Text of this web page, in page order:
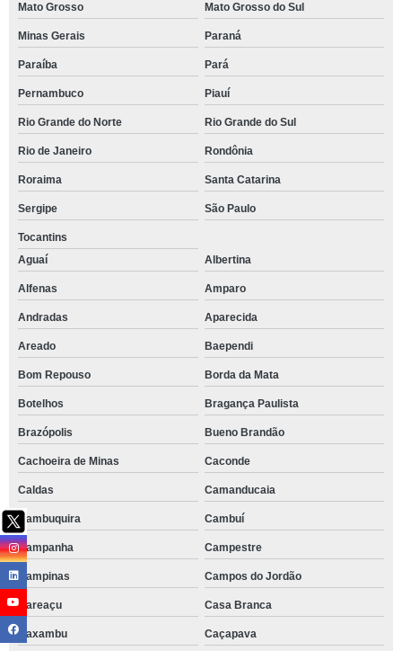
Mato Grosso Mato Grosso do Sul
Minas Gerais Paraná
Paraíba Pará
Pernambuco Piauí
Rio Grande do Norte Rio Grande do Sul
Rio de Janeiro Rondônia
Roraima Santa Catarina
Sergipe São Paulo
Tocantins
Aguaí
Albertina
Alfenas Amparo
Andradas Aparecida
Areado Baependi
Bom Repouso Borda da Mata
Botelhos Bragança Paulista
Brazópolis Bueno Brandão
Cachoeira de Minas Caconde
Caldas Camanducaia
Cambuquira Cambuí
Campanha Campestre
Campinas Campos do Jordão
Careaçu Casa Branca
Caxambu Caçapava